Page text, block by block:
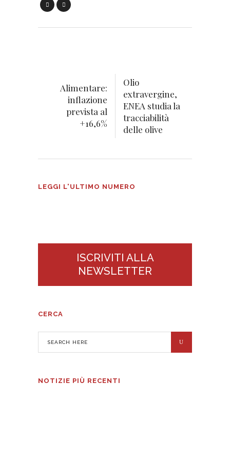
Alimentare:
inflazione
prevista al
+16,6%
Olio
extravergine,
ENEA studia la
tracciabilità
delle olive
LEGGI L'ULTIMO NUMERO
Tecnologie Alimentari n°3
ISCRIVITI ALLA
NEWSLETTER
CERCA
NOTIZIE PIÙ RECENTI